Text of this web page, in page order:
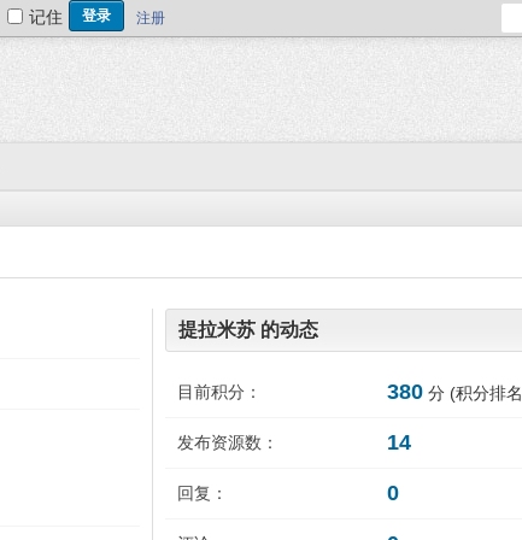
记住 注册
提拉米苏 的动态
目前积分： 380 分 (积分排名
发布资源数： 14
回复： 0